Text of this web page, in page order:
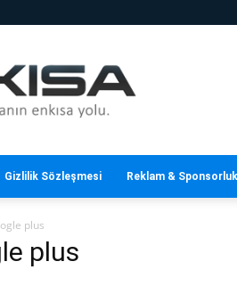
Kısa
Gizlilik Sözleşmesi Reklam & Sponsorluk
plus
plus